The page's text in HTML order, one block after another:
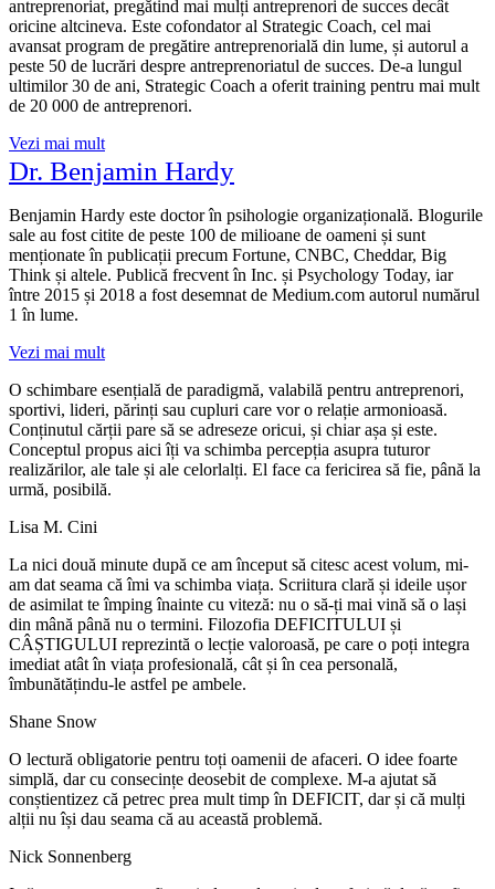
antreprenoriat, pregătind mai mulți antreprenori de succes decât
oricine altcineva. Este cofondator al Strategic Coach, cel mai
avansat program de pregătire antreprenorială din lume, și autorul a
peste 50 de lucrări despre antreprenoriatul de succes. De-a lungul
ultimilor 30 de ani, Strategic Coach a oferit training pentru mai mult
de 20 000 de antreprenori.
Vezi mai mult
Dr. Benjamin Hardy
Benjamin Hardy este doctor în psihologie organizațională. Blogurile
sale au fost citite de peste 100 de milioane de oameni și sunt
menționate în publicații precum Fortune, CNBC, Cheddar, Big
Think și altele. Publică frecvent în Inc. și Psychology Today, iar
între 2015 și 2018 a fost desemnat de Medium.com autorul numărul
1 în lume.
Vezi mai mult
O schimbare esențială de paradigmă, valabilă pentru antreprenori,
sportivi, lideri, părinți sau cupluri care vor o relație armonioasă.
Conținutul cărții pare să se adreseze oricui, și chiar așa și este.
Conceptul propus aici îți va schimba percepția asupra tuturor
realizărilor, ale tale și ale celorlalți. El face ca fericirea să fie, până la
urmă, posibilă.
Lisa M. Cini
La nici două minute după ce am început să citesc acest volum, mi-
am dat seama că îmi va schimba viața. Scriitura clară și ideile ușor
de asimilat te împing înainte cu viteză: nu o să-ți mai vină să o lași
din mână până nu o termini. Filozofia DEFICITULUI și
CÂȘTIGULUI reprezintă o lecție valoroasă, pe care o poți integra
imediat atât în viața profesională, cât și în cea personală,
îmbunătățindu-le astfel pe ambele.
Shane Snow
O lectură obligatorie pentru toți oamenii de afaceri. O idee foarte
simplă, dar cu consecințe deosebit de complexe. M-a ajutat să
conștientizez că petrec prea mult timp în DEFICIT, dar și că mulți
alții nu își dau seama că au această problemă.
Nick Sonnenberg